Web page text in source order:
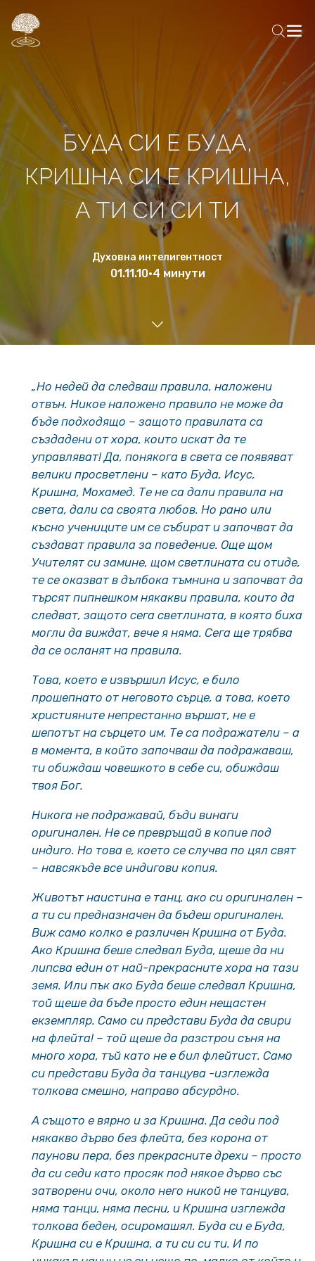
БУДА СИ Е БУДА,
КРИШНА СИ Е КРИШНА,
А ТИ СИ СИ ТИ
Духовна интелигентност
01.11.10•4 минути
„Но недей да следваш правила, наложени
отвън. Никое наложено правило не може да
бъде подходящо – защото правилата са
създадени от хора, които искат да те
управляват! Да, понякога в света се появяват
велики просветлени – като Буда, Исус,
Кришна, Мохамед. Те не са дали правила на
света, дали са своята любов. Но рано или
късно учениците им се събират и започват да
създават правила за поведение. Още щом
Учителят си замине, щом светлината си отиде,
те се оказват в дълбока тъмнина и започват да
търсят пипнешком някакви правила, които да
следват, защото сега светлината, в която биха
могли да виждат, вече я няма. Сега ще трябва
да се осланят на правила.
Това, което е извършил Исус, е било
прошепнато от неговото сърце, а това, което
християните непрестанно вършат, не е
шепотът на сърцето им. Те са подражатели – а
в момента, в който започваш да подражаваш,
ти обиждаш човешкото в себе си, обиждаш
твоя Бог.
Никога не подражавай, бъди винаги
оригинален. Не се превръщай в копие под
индиго. Но това е, което се случва по цял свят
– навсякъде все индигови копия.
Животът наистина е танц, ако си оригинален –
а ти си предназначен да бъдеш оригинален.
Виж само колко е различен Кришна от Буда.
Ако Кришна беше следвал Буда, щеше да ни
липсва един от най-прекрасните хора на тази
земя. Или пък ако Буда беше следвал Кришна,
той щеше да бъде просто един нещастен
екземпляр. Само си представи Буда да свири
на флейта! – той щеше да разстрои съня на
много хора, тъй като не е бил флейтист. Само
си представи Буда да танцува -изглежда
толкова смешно, направо абсурдно.
А същото е вярно и за Кришна. Да седи под
някакво дърво без флейта, без корона от
паунови пера, без прекрасните дрехи – просто
да си седи като просяк под някое дърво със
затворени очи, около него никой не танцува,
няма танци, няма песни, и Кришна изглежда
толкова беден, осиромашял. Буда си е Буда,
Кришна си е Кришна, а ти си си ти. И по